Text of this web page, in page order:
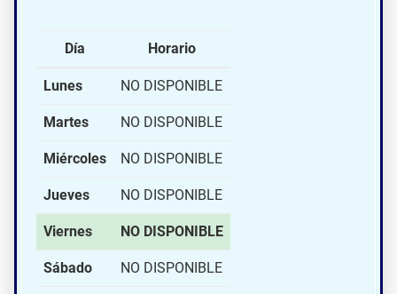
Día Horario
Lunes NO DISPONIBLE
Martes NO DISPONIBLE
Miércoles NO DISPONIBLE
Jueves NO DISPONIBLE
Viernes NO DISPONIBLE
Sábado NO DISPONIBLE